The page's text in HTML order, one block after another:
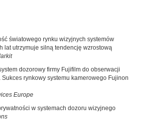
światowego rynku wizyjnych systemów
lat utrzymuje silną tendencję wzrostową
dozorowy firmy Fujifilm do obserwacji
Sukces rynkowy systemu kamerowego Fujinon
Europe
w systemach dozoru wizyjnego